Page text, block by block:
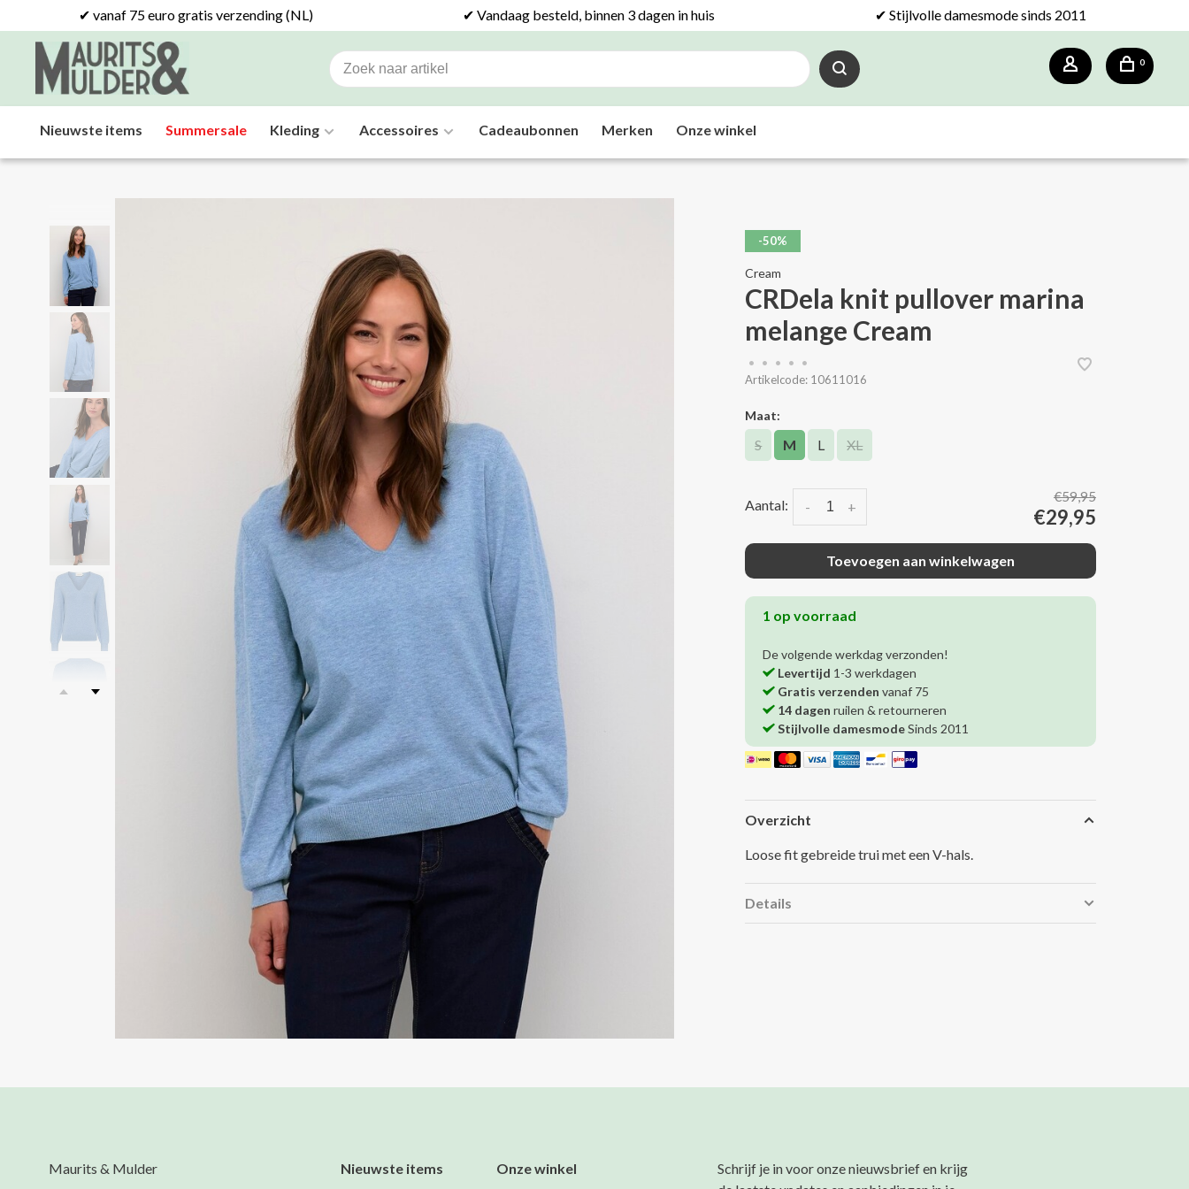
✔ vanaf 75 euro gratis verzending (NL) ✔ Vandaag besteld, binnen 3 dagen in huis ✔ Stijlvolle damesmode sinds 2011
0
Nieuwste items Summersale Kleding Accessoires Cadeaubonnen Merken Onze winkel
-50%
Cream
CRDela knit pullover marina
melange Cream
• • • •
•
Artikelcode: 10611016
Maat:
S M L XL
Aantal: +
-
€59,95
€29,95
Toevoegen aan winkelwagen
1 op voorraad
De volgende werkdag verzonden!
Levertijd 1-3 werkdagen
Gratis verzenden vanaf 75
14 dagen ruilen & retourneren
Stijlvolle damesmodeSinds 2011
Overzicht
Loose fit gebreide trui met een V-hals.
Details
Maurits & Mulder Nieuwste items Onze winkel
Schrijf je in voor onze nieuwsbrief en krijg